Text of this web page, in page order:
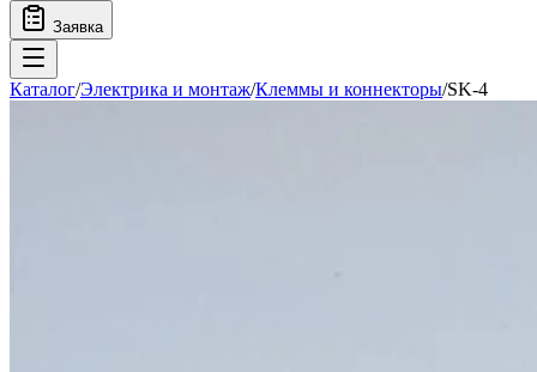
Заявка
Каталог/Электрика и монтаж/Клеммы и коннекторы/SK-4